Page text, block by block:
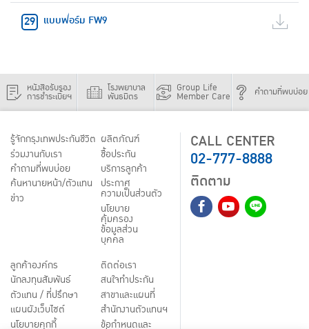
แบบฟอร์ม FW9
หนังสือรับรอง
การชำระเบี้ยฯ
โรงพยาบาล
พันธมิตร
Group Life
Member Care คำถามที่พบบ่อย
รู้จักกรุงเทพประกันชีวิต
ร่วมงานกับเรา
คำถามที่พบบ่อย
ค้นหานายหน้า/ตัวแทน
ข่าว
ผลิตภัณฑ์
ชื้อประกัน
บริการลูกค้า
ประกาศ
ความเป็นส่วนตัว
นโยบาย
คุ้มครอง
ข้อมูลส่วน
บุคคล
ลูกค้าองค์กร
นักลงทุนสัมพันธ์
ตัวแทน / ที่ปรึกษา
แผนผังเว็บไซต์
นโยบายคุกกี้
ติดต่อเรา
สนใจทำประกัน
สาขาและแผนที่
สำนักงานตัวแทนฯ
ข้อกำหนดและ
CALL CENTER
02-777-8888
ติดตาม